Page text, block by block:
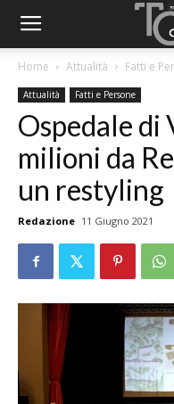
Home Attualità Fatti e
Attualità Fatti e Persone
Ospedale
milioni da
un restyling
Redazione 11 Giugno 2021